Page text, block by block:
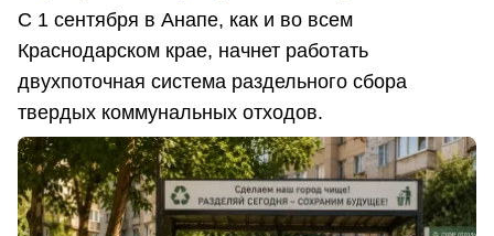
С 1 сентября в Анапе, как и во всем
Краснодарском крае, начнет работать
двухпоточная система раздельного сбора
твердых коммунальных отходов.